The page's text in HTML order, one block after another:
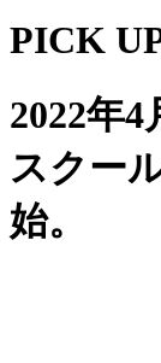
PICK
2022年
スクー
始。